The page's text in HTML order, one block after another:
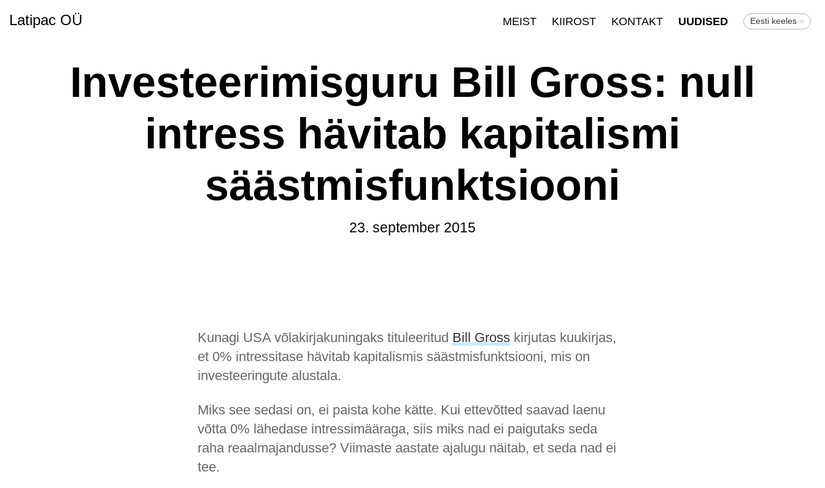
Latipac OÜ MEIST KIIROST KONTAKT UUDISED Eesti keeles
Investeerimisguru Bill Gross: null
intress hävitab kapitalismi
säästmisfunktsiooni
23. september 2015
Kunagi USA võlakirjakuningaks tituleeritud Bill Gross kirjutas kuukirjas,
et 0% intressitase hävitab kapitalismis säästmisfunktsiooni, mis on
investeeringute alustala.
Miks see sedasi on, ei paista kohe kätte. Kui ettevõtted saavad laenu
võtta 0% lähedase intressimääraga, siis miks nad ei paigutaks seda
raha reaalmajandusse? Viimaste aastate ajalugu näitab, et seda nad ei
tee.